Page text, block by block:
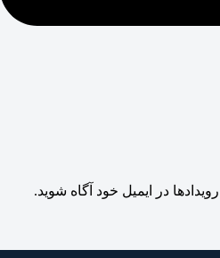
در ایمیل خود آگاه شوید.